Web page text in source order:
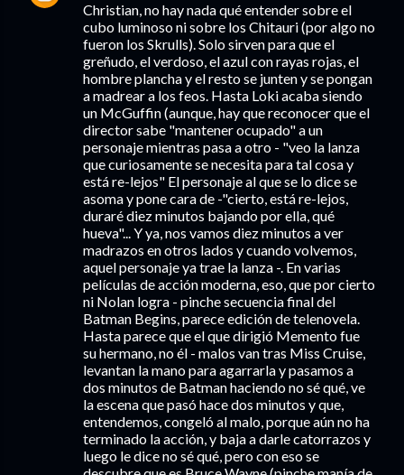
Christian, no hay nada qué entender sobre el
cubo luminoso ni sobre los Chitauri (por algo no
fueron los Skrulls). Solo sirven para que el
greñudo, el verdoso, el azul con rayas rojas, el
hombre plancha y el resto se junten y se pongan
a madrear a los feos. Hasta Loki acaba siendo
un McGuffin (aunque, hay que reconocer que el
director sabe "mantener ocupado" a un
personaje mientras pasa a otro - "veo la lanza
que curiosamente se necesita para tal cosa y
está re-lejos" El personaje al que se lo dice se
asoma y pone cara de -"cierto, está re-lejos,
duraré diez minutos bajando por ella, qué
hueva"... Y ya, nos vamos diez minutos a ver
madrazos en otros lados y cuando volvemos,
aquel personaje ya trae la lanza -. En varias
películas de acción moderna, eso, que por cierto
ni Nolan logra - pinche secuencia final del
Batman Begins, parece edición de telenovela.
Hasta parece que el que dirigió Memento fue
su hermano, no él - malos van tras Miss Cruise,
levantan la mano para agarrarla y pasamos a
dos minutos de Batman haciendo no sé qué, ve
la escena que pasó hace dos minutos y que,
entendemos, congeló al malo, porque aún no ha
terminado la acción, y baja a darle catorrazos y
luego le dice no sé qué, pero con eso se